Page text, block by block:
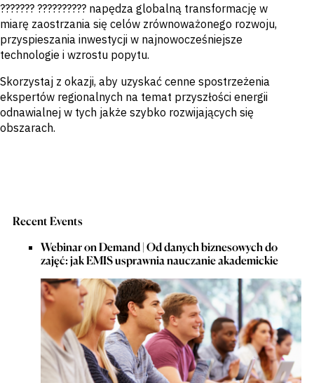
??????? ?????????? napędza globalną transformację w
miarę zaostrzania się celów zrównoważonego rozwoju,
przyspieszania inwestycji w najnowocześniejsze
technologie i wzrostu popytu.
Skorzystaj z okazji, aby uzyskać cenne spostrzeżenia
ekspertów regionalnych na temat przyszłości energii
odnawialnej w tych jakże szybko rozwijających się
obszarach.
Recent Events
Webinar on Demand | Od danych biznesowych do
zajęć: jak EMIS usprawnia nauczanie akademickie